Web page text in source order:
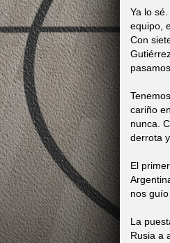
Ya lo
equipo,
Con
cariño
nunca.
derrota
El
nos
La
Rusia a